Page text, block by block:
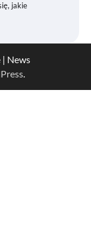
jakie
| News
.